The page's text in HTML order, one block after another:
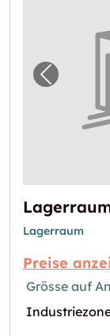
Lagerraum
Preise
Grösse auf